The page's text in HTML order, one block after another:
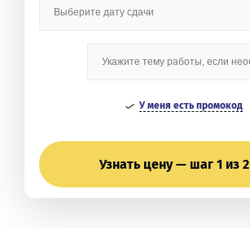
У меня есть промокод
Узнать цену — шаг 1 из 2